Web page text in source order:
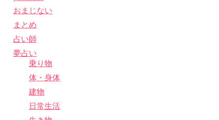
おまじない
まとめ
占い師
夢占い
乗り物
体・身体
建物
日常生活